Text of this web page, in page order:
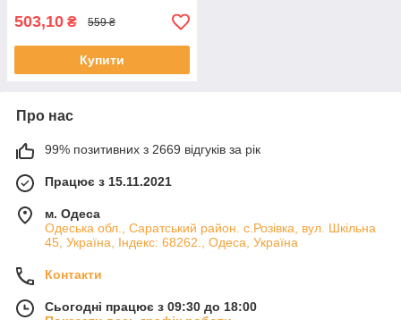
503,10 ₴ 559 ₴
Купити
Про нас
99% позитивних з 2669 відгуків за рік
Працює з 15.11.2021
м. Одеса
Одеська обл., Саратський район. с.Розівка, вул. Шкільна
45, Україна, Індекс: 68262., Одеса, Україна
Контакти
Сьогодні працює з 09:30 до 18:00